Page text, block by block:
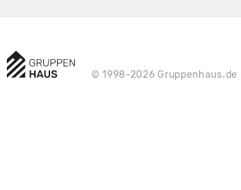
© 1998-2026 Gruppenhaus.de